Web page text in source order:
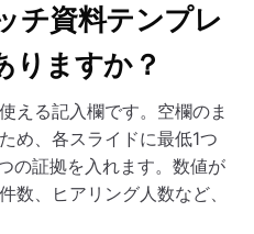
チ資料テンプレ
りますか？
える記入欄です。空欄のま
め、各スライドに最低1つ
の証拠を入れます。数値が
数、ヒアリング人数など、